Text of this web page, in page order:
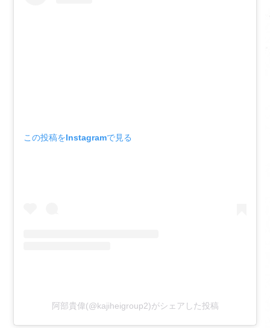
この投稿をInstagramで見る
阿部貴偉(@kajiheigroup2)がシェアした投稿